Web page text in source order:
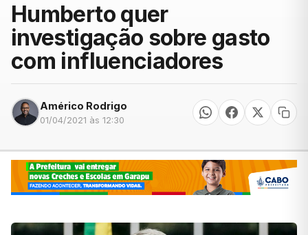
Humberto quer
investigação sobre gasto
com influenciadores
Américo Rodrigo
01/04/2021 às 12:30